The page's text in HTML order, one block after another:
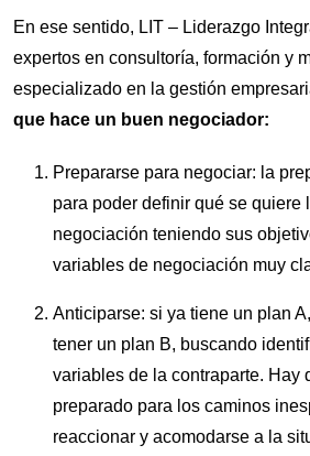
En ese sentido, LIT – Liderazgo
expertos en consultoría, formación y
especializado en la gestión
que hace un buen negociador:
Prepararse para negociar: la
para poder definir qué se quiere
negociación teniendo sus
variables de negociación muy
Anticiparse: si ya tiene un plan
tener un plan B, buscando
variables de la contraparte. Hay
preparado para los caminos
reaccionar y acomodarse a la